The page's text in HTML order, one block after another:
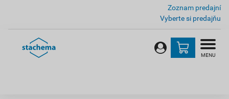
Zoznam predajní
Vyberte si predajňu
MENU